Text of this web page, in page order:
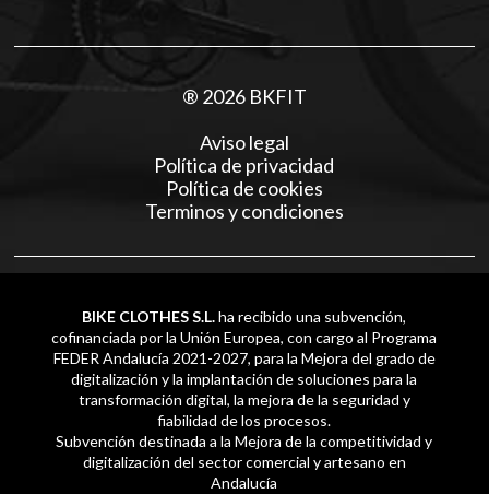
® 2026 BKFIT
Aviso legal
Política de privacidad
Política de cookies
Terminos y condiciones
BIKE CLOTHES S.L.ha recibido una subvención,
cofinanciada por la Unión Europea, con cargo al Programa
FEDER Andalucía 2021-2027, para la Mejora del grado de
digitalización y la implantación de soluciones para la
transformación digital, la mejora de la seguridad y
fiabilidad de los procesos.
Subvención destinada a la Mejora de la competitividad y
digitalización del sector comercial y artesano en
Andalucía